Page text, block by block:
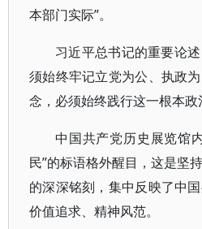
本部门实际”。
习近平总书记的重要论
须始终牢记立党为公、执政
念，必须始终践行这一根本政
中国共产党历史展览馆
民”的标语格外醒目，这是坚
的深深铭刻，集中反映了中
价值追求、精神风范。